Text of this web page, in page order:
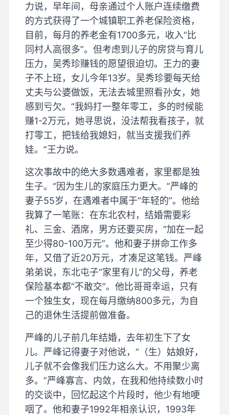
力说，早年间，母亲通过个人账户连续缴费
的方式获得了一个城镇职工养老保险资格，
目前，每月的养老金有1700多元，收入“比
同村人高很多”。但考虑到儿子的房贷与育儿
压力，吴秀珍赚钱的愿望很迫切。王力的妻
子不上班，女儿今年13岁。吴秀珍要每天给
丈夫与公婆做饭，无法去城里照看孙女，她
感到亏欠。“我妈打一整年零工，多的时候能
赚1-2万元，她寻思说，没法帮我看孩子，就
打零工，把钱给我媳妇，就当支援我们养
娃。”王力说。
这次事故中的绝大多数遇难者，家里都是独
生子。“因为生儿的家庭压力更大。”严峰的
妻子55岁，在遇难者中属于“年轻的”。他给
我算了一笔账：在东北农村，结婚需要彩
礼、三金、酒席，男方还要买房，“加在一起
至少得80-100万元”。他和妻子拼命工作多
年，又借了近20万元，才凑足这笔钱。严峰
弟弟说，东北屯子“家里有儿”的父母，养老
保险基本都“不敢交”。他比哥哥幸运，只有
一个独生女，现在每月缴纳800多元，为自
己的退休生活提前做准备。
严峰的儿子前几年结婚，去年初生下了女
儿。严峰记得妻子对他说，“（生）姑娘好，
儿子就不会像我们压力这么大。不用聚少离
多。”严峰寡言、内敛，在我和他持续数小时
的交谈中，回忆起这个片段时，他少有地哽
咽了。他和妻子1992年相亲认识，1993年